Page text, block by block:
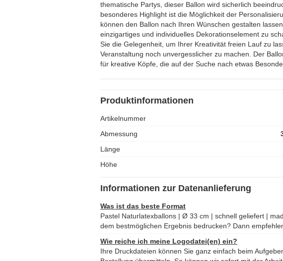
thematische Partys, dieser Ballon wird sicherlich
besonderes Highlight ist die Möglichkeit der
können den Ballon nach Ihren Wünschen gestalten
einzigartiges und individuelles Dekorationselement zu
Sie die Gelegenheit, um Ihrer Kreativität freien Lauf zu
Veranstaltung noch unvergesslicher zu machen. Der
für kreative Köpfe, die auf der Suche nach etwas
Produktinformationen
Artikelnummer
Abmessung
Länge
Höhe
Informationen zur Datenanlieferung
Was ist das beste Format
Pastel Naturlatexballons | Ø 33 cm | schnell geliefert |
dem bestmöglichen Ergebnis bedrucken? Dann
Wie reiche ich meine Logodatei(en) ein?
Ihre Druckdateien können Sie ganz einfach beim